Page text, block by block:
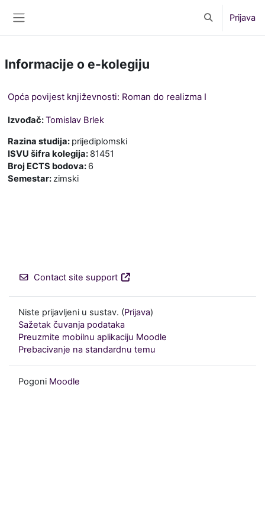
Toggle search
Prijava
Informacije o e-kolegiju
Opća povijest književnosti: Roman do realizma I
Izvođač:Tomislav Brlek
Razina studija: prijediplomski
ISVU šifra kolegija: 81451
Broj ECTS bodova: 6
Semestar:zimski
Contact site support
Niste prijavljeni u sustav. (Prijava)
Sažetak čuvanja podataka
Preuzmite mobilnu aplikaciju Moodle
Prebacivanje na standardnu temu
Pogoni Moodle